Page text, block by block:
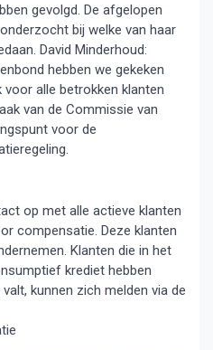
gevolgd. De afgelopen
bij welke van haar
David Minderhoud:
hebben we gekeken
alle betrokken klanten
van de Commissie van
voor de
op met alle actieve klanten
compensatie. Deze klanten
Klanten die in het
krediet hebben
kunnen zich melden via de